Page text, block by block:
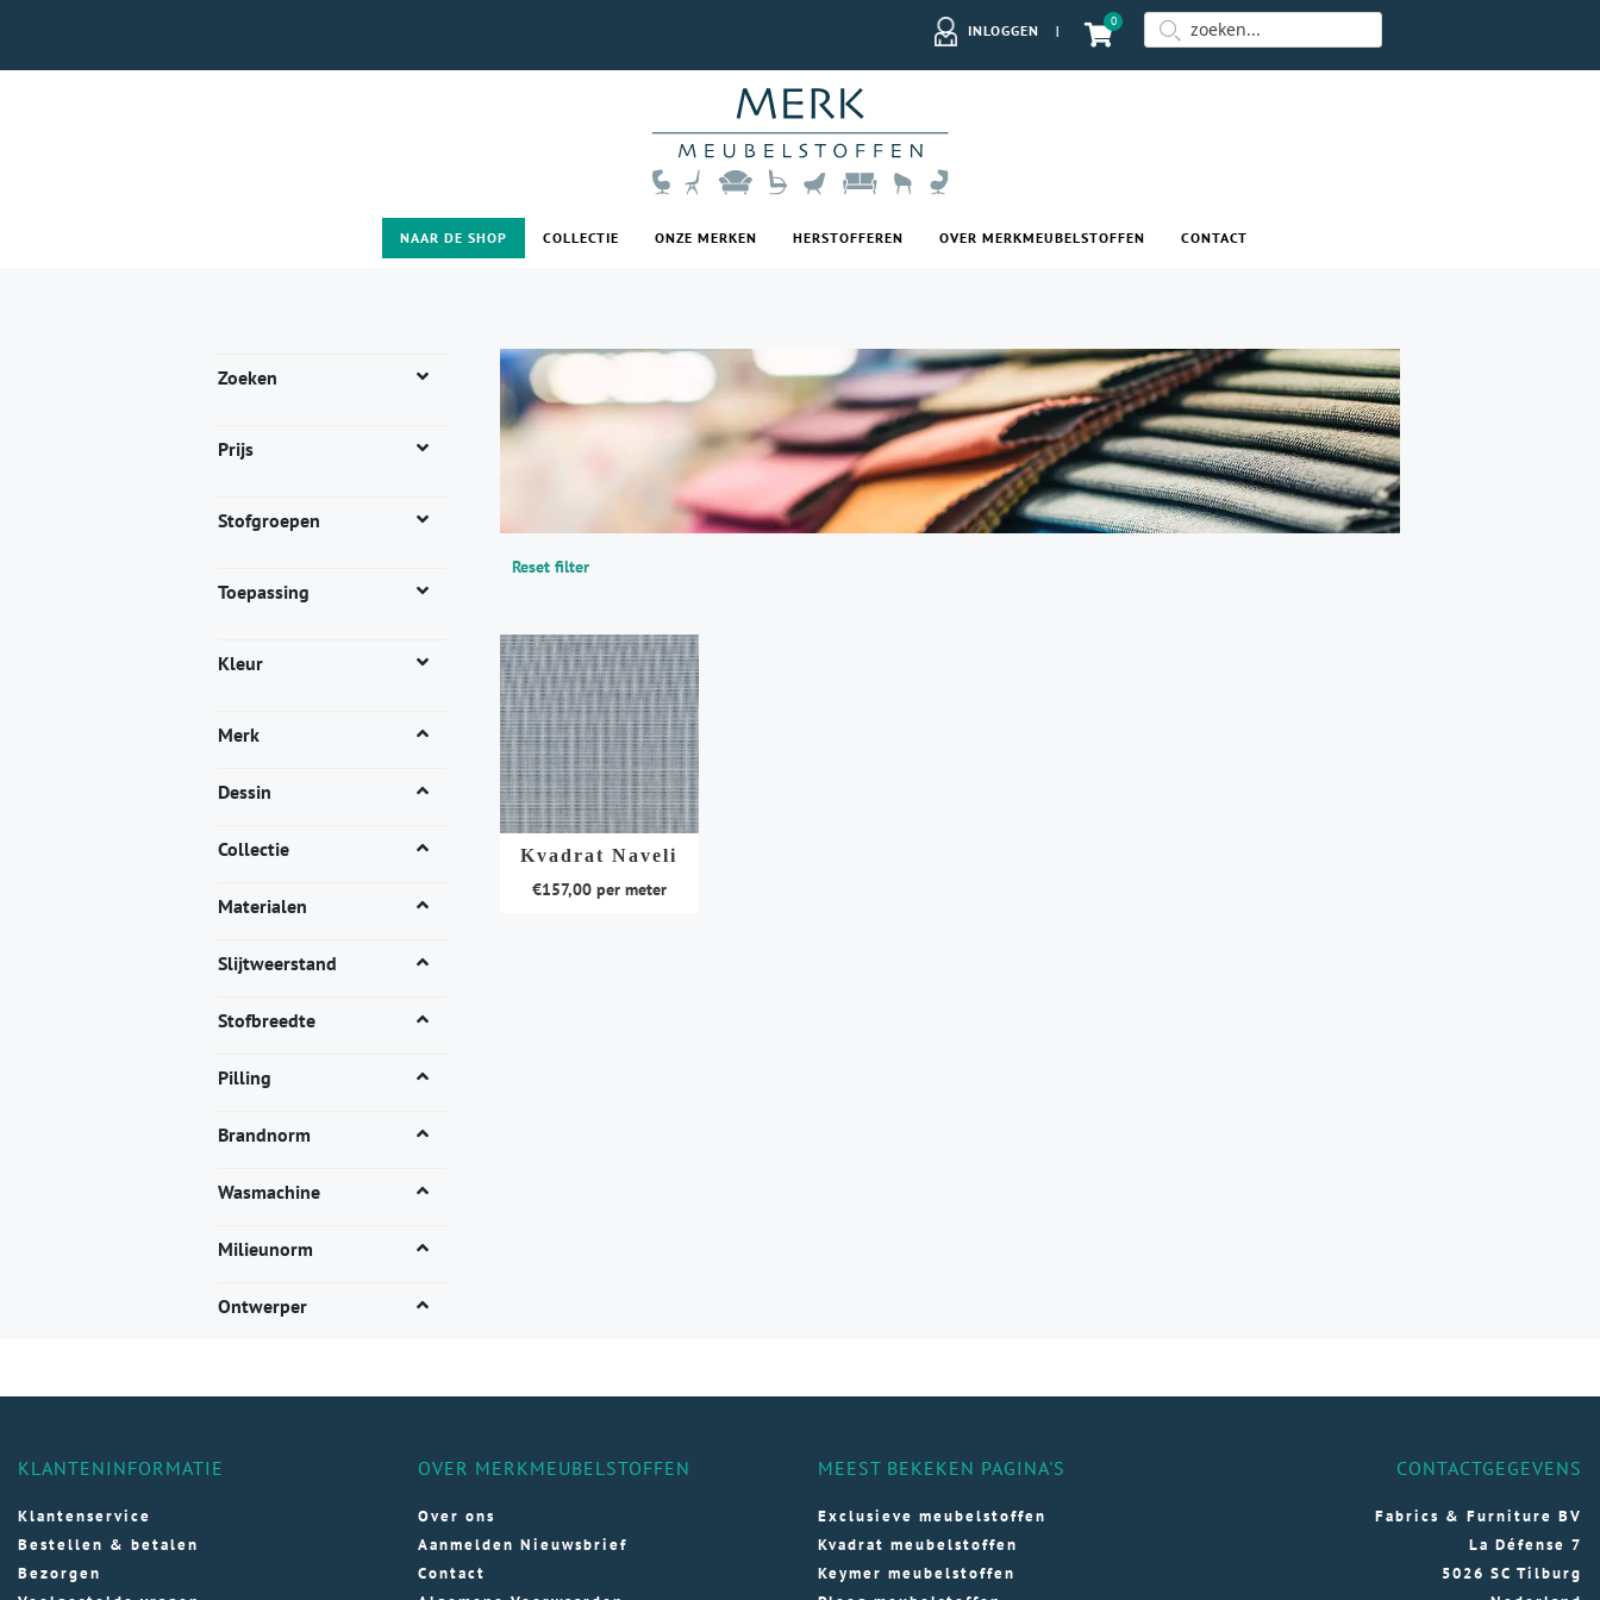
INLOGGEN |
0
NAAR DE SHOP COLLECTIE ONZE MERKEN HERSTOFFEREN OVER MERKMEUBELSTOFFEN CONTACT
Zoeken
Prijs
Stofgroepen
Toepassing
Kleur
Merk
Dessin
Collectie
Materialen
Slijtweerstand
Stofbreedte
Pilling
Brandnorm
Wasmachine
Milieunorm
Ontwerper
Reset filter
Kvadrat Naveli
€157,00per meter
KLANTENINFORMATIE
Klantenservice
Bestellen & betalen
Bezorgen
OVER MERKMEUBELSTOFFEN
Over ons
Aanmelden Nieuwsbrief
Contact
MEEST BEKEKEN PAGINA'S
Exclusieve meubelstoffen
Kvadrat meubelstoffen
Keymer meubelstoffen
CONTACTGEGEVENS
Fabrics & Furniture BV
La Défense 7
5026 SC Tilburg